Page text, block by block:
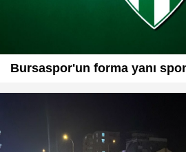
Bursaspor'un forma yanı